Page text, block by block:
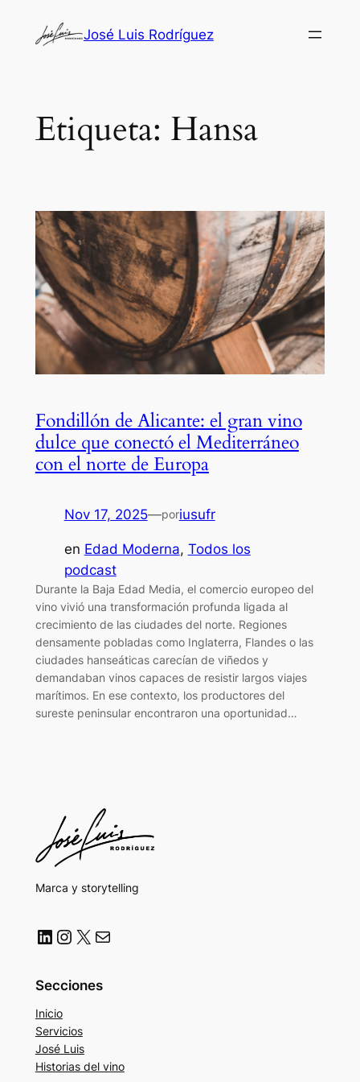
José Luis Rodríguez
Etiqueta: Hansa
Fondillón de Alicante: el gran vino
dulce que conectó el Mediterráneo
con el norte de Europa
Nov 17, 2025—poriusufr
en Edad Moderna, Todos los
podcast
Durante la Baja Edad Media, el comercio europeo del
vino vivió una transformación profunda ligada al
crecimiento de las ciudades del norte. Regiones
densamente pobladas como Inglaterra, Flandes o las
ciudades hanseáticas carecían de viñedos y
demandaban vinos capaces de resistir largos viajes
marítimos. En ese contexto, los productores del
sureste peninsular encontraron una oportunidad…
Marca y storytelling
LinkedIn Instagram X Correo electrónico
Secciones
Inicio
Servicios
José Luis
Historias del vino